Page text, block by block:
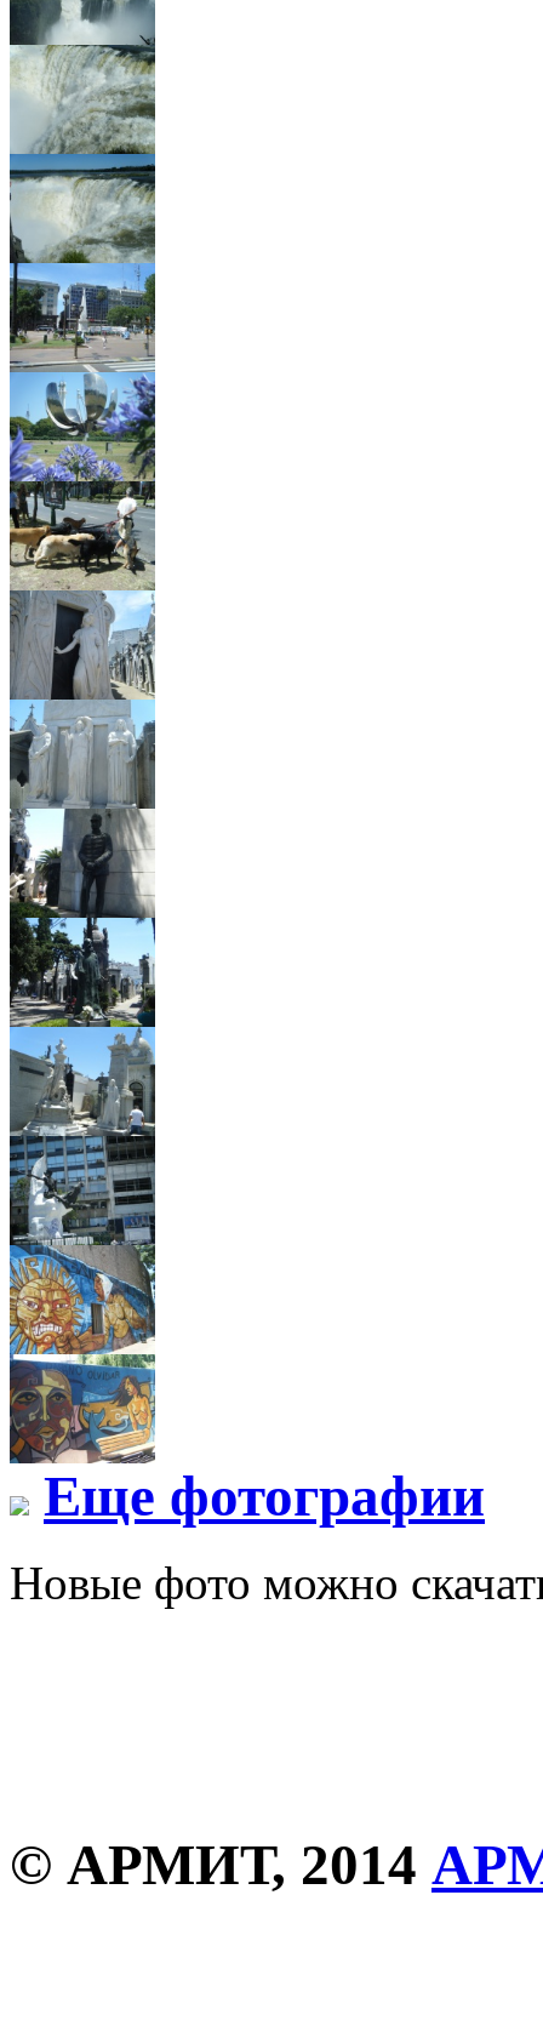
Еще фотографии
Новые фото можно
© АРМИТ, 2014